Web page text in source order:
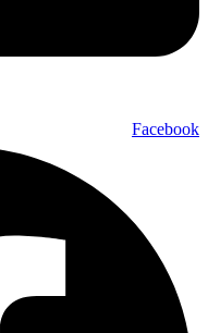
Facebook